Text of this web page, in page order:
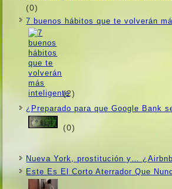
(0)
7 buenos hábitos que te volverán
(2)
¿Preparado para que Google Bank
(0)
Nueva York, prostitución y…
Este Es El Corto Aterrador Que